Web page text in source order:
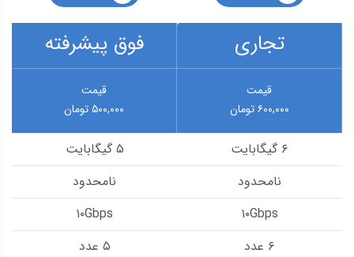
فوق پیشرفته
قیمت
۵۰۰,۰۰۰ تومان
۵ گیگابایت
نامحدود
۱۰Gbps
۵ عدد
تجاری
قیمت
۶۰۰,۰۰۰ تومان
۶ گیگابایت
نامحدود
۱۰Gbps
۶ عدد